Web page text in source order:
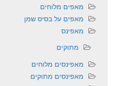
מאפים מלוחים
מאפים על בסיס שמן
מאפינס
מתוקים
מאפינסים מלוחים
מאפינסים מתוקים